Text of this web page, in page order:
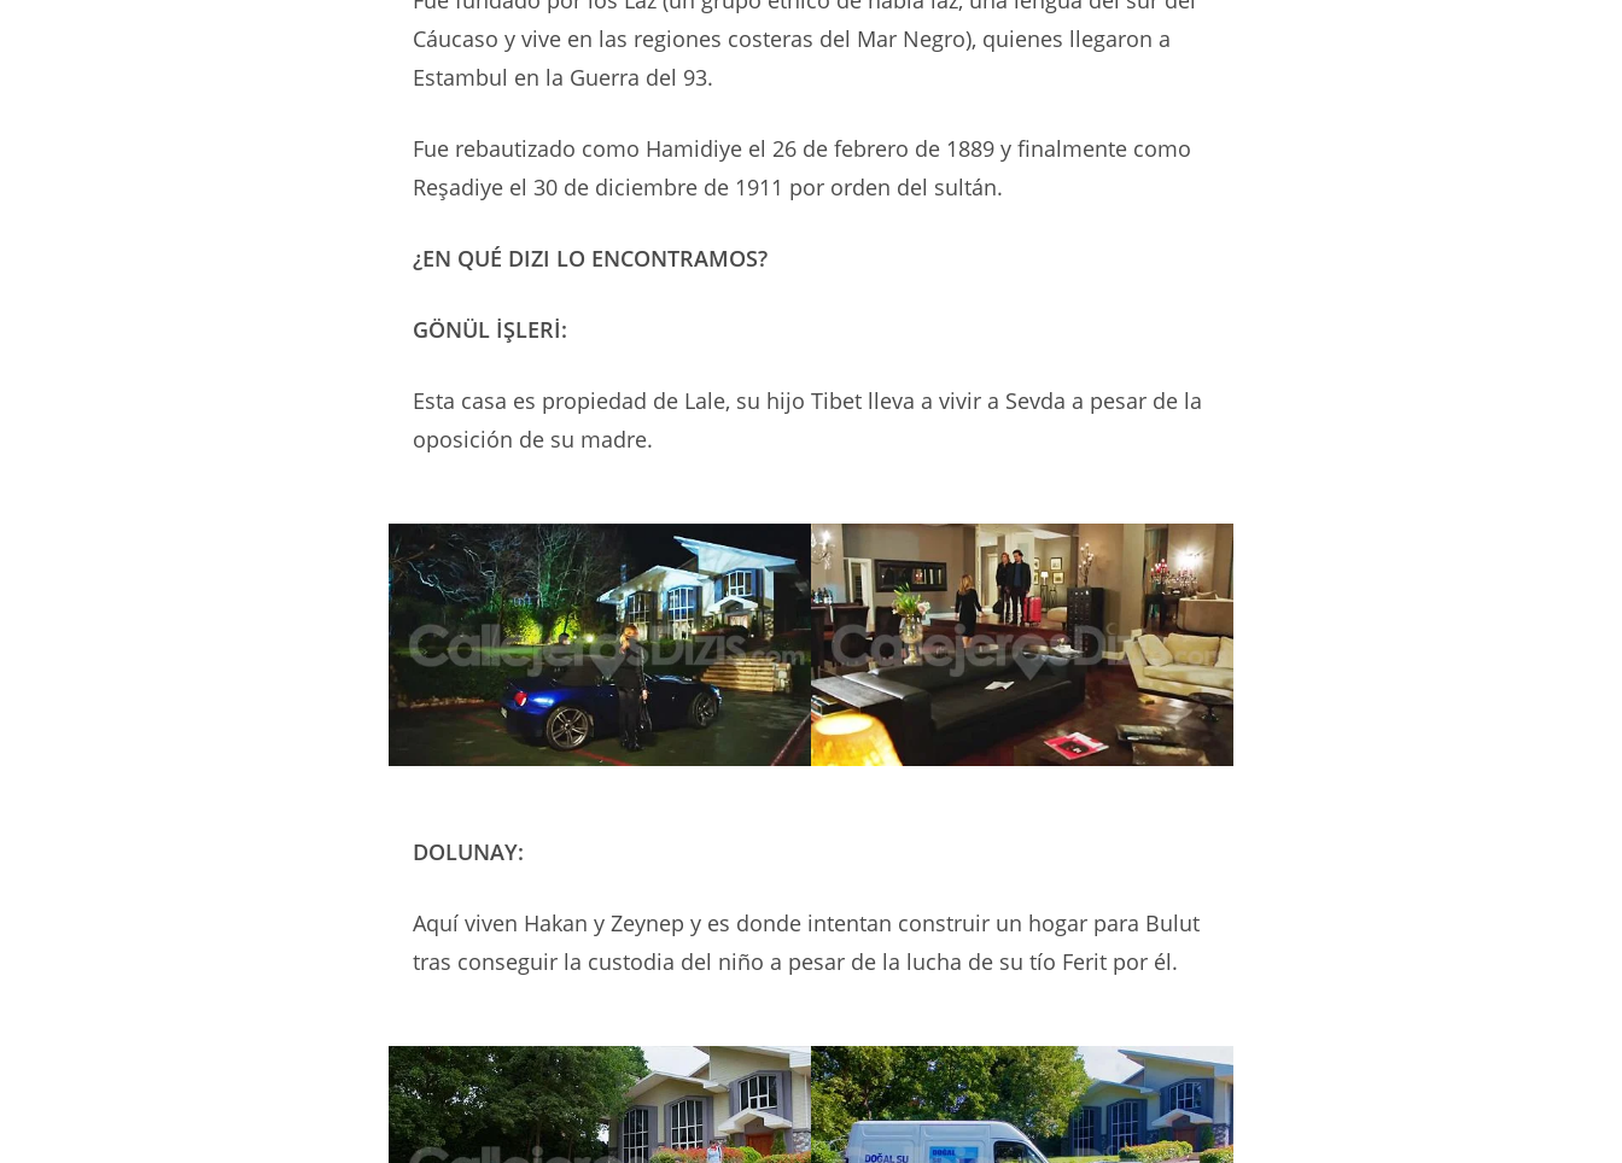
Cáucaso y vive en las regiones costeras del Mar Negro), quienes llegaron a
Estambul en la Guerra del 93.
Fue rebautizado como Hamidiye el 26 de febrero de 1889 y finalmente como
Reşadiye el 30 de diciembre de 1911 por orden del sultán.
¿EN QUÉ DIZI LO ENCONTRAMOS?
GÖNÜL İŞLERİ:
Esta casa es propiedad de Lale, su hijo Tibet lleva a vivir a Sevda a pesar de la
oposición de su madre.
DOLUNAY:
Aquí viven Hakan y Zeynep y es donde intentan construir un hogar para Bulut
tras conseguir la custodia del niño a pesar de la lucha de su tío Ferit por él.